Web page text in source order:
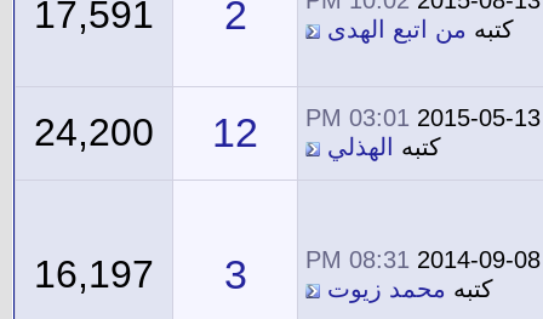
كتبه من اتبع الهدى 2
17,591
2015-05-13
03:01 PM
كتبه
الهذلي 12
24,200
2014-09-08
08:31 PM
كتبه محمد زيوت 3
16,197